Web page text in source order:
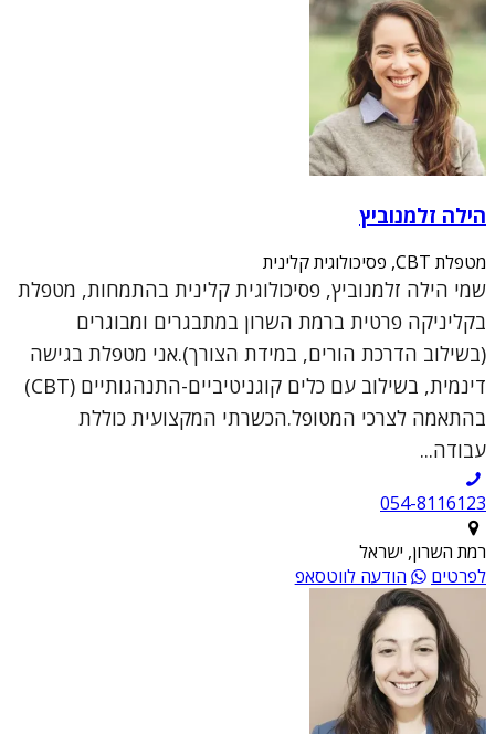
הילה זלמנוביץ
מטפלת CBT, פסיכולוגית קלינית
שמי הילה זלמנוביץ, פסיכולוגית קלינית בהתמחות, מטפלת
בקליניקה פרטית ברמת השרון במתבגרים ומבוגרים
(בשילוב הדרכת הורים, במידת הצורך).אני מטפלת בגישה
דינמית, בשילוב עם כלים קוגניטיביים-התנהגותיים (CBT)
בהתאמה לצרכי המטופל.הכשרתי המקצועית כוללת
עבודה...
054-8116123
רמת השרון, ישראל
לפרטים
הודעה לווטסאפ